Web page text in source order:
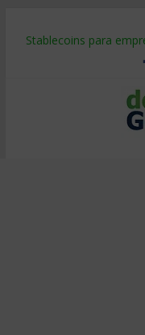
Stablecoins para
Despido silencioso:
IA en selección de
Trabajo forzoso en la
Mercado hispano de